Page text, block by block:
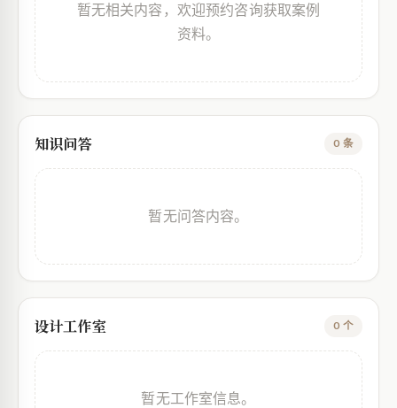
暂无相关内容，欢迎预约咨询获取案例
资料。
知识问答 0 条
暂无问答内容。
设计工作室 0 个
暂无工作室信息。